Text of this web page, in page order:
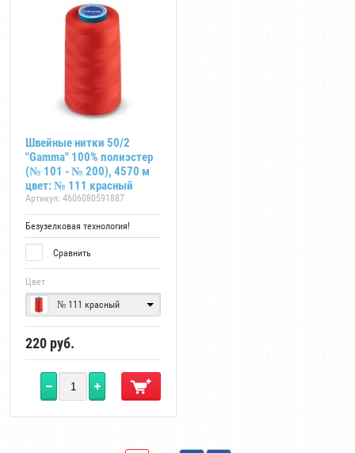
Швейные нитки 50/2
"Gamma" 100% полиэстер
(№ 101 - № 200), 4570 м
цвет: № 111 красный
Артикул: 4606080591887
Безузелковая технология!
Сравнить
Цвет
№ 111 красный
220 руб.